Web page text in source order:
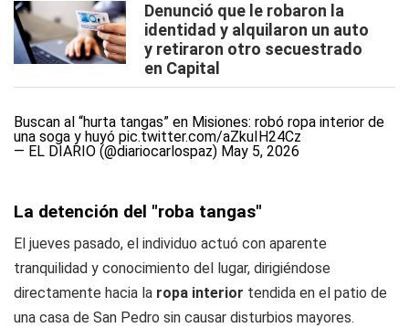
Denunció que le robaron la
identidad y alquilaron un auto
y retiraron otro secuestrado
en Capital
Buscan al “hurta tangas” en Misiones: robó ropa interior de
una soga y huyó pic.twitter.com/aZkuIH24Cz
— EL DIARIO (@diariocarlospaz) May 5, 2026
La detención del "roba tangas"
El jueves pasado, el individuo actuó con aparente
tranquilidad y conocimiento del lugar, dirigiéndose
directamente hacia la ropa interior tendida en el patio de
una casa de San Pedro sin causar disturbios mayores.